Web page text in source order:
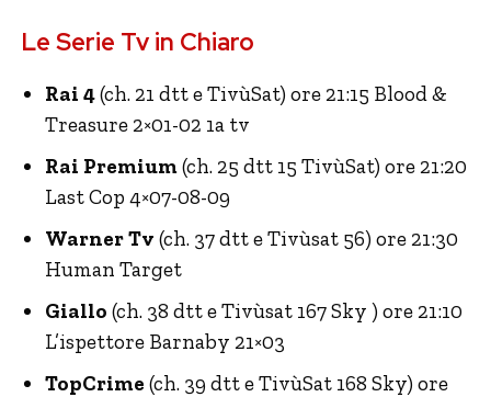
Le Serie Tv in Chiaro
Rai 4(ch. 21 dtt e TivùSat) ore 21:15 Blood &
Treasure 2×01-02 1a tv
Rai Premium(ch. 25 dtt 15 TivùSat) ore 21:20
Last Cop 4×07-08-09
Warner Tv (ch. 37 dtt e Tivùsat 56) ore 21:30
Human Target
Giallo (ch. 38 dtt e Tivùsat 167 Sky ) ore 21:10
L’ispettore Barnaby 21×03
TopCrime (ch. 39 dtt e TivùSat 168 Sky) ore